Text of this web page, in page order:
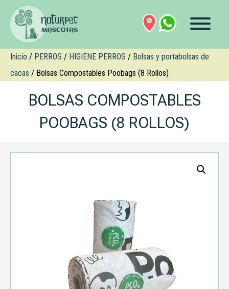
Inicio / PERROS / HIGIENE PERROS / Bolsas y portabolsas de
cacas / Bolsas Compostables Poobags (8 Rollos)
BOLSAS COMPOSTABLES
POOBAGS (8 ROLLOS)